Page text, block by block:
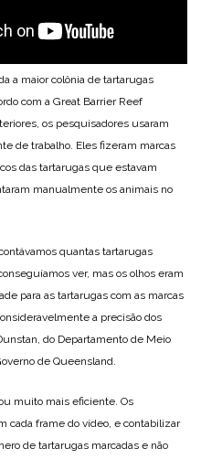
a maior colônia de tartarugas
com a Great Barrier Reef
os pesquisadores usaram
de trabalho. Eles fizeram marcas
das tartarugas que estavam
manualmente os animais no
quantas tartarugas
ver, mas os olhos eram
para as tartarugas com as marcas
a precisão dos
do Departamento de Meio
de Queensland.
muito mais eficiente. Os
cada frame do vídeo, e contabilizar
de tartarugas marcadas e não